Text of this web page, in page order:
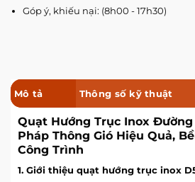
Góp ý, khiếu nại: (8h00 - 17h30)
Mô tả Thông số kỹ thuật
Quạt Hướng Trục Inox Đường
Pháp Thông Gió Hiệu Quả,
Công Trình
1. Giới thiệu quạt hướng trục inox